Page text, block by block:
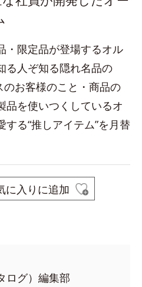
・限定品が登場するオル
る人ぞ知る隠れ名品の
お客様のこと・商品の
品を使いつくしているオ
る“推しアイテム”を月替
に入りに追加
ログ）編集部